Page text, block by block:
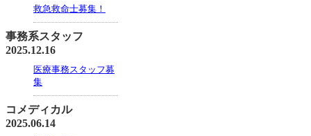
救急救命士募集！
事務系スタッフ
2025.12.16
医療事務スタッフ募
集
コメディカル
2025.06.14